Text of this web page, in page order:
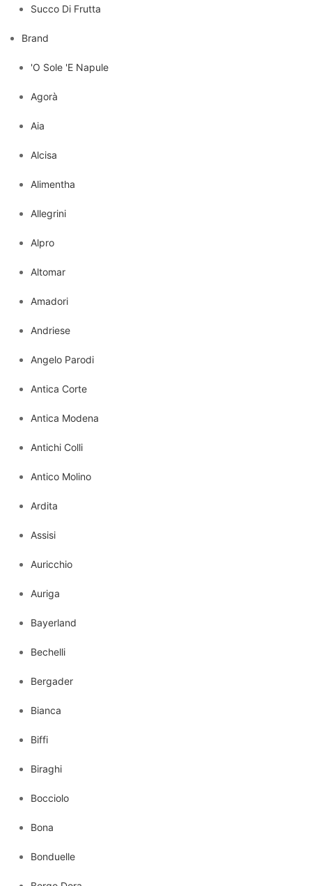
Succo Di Frutta
Brand
'O Sole 'E Napule
Agorà
Aia
Alcisa
Alimentha
Allegrini
Alpro
Altomar
Amadori
Andriese
Angelo Parodi
Antica Corte
Antica Modena
Antichi Colli
Antico Molino
Ardita
Assisi
Auricchio
Auriga
Bayerland
Bechelli
Bergader
Bianca
Biffi
Biraghi
Bocciolo
Bona
Bonduelle